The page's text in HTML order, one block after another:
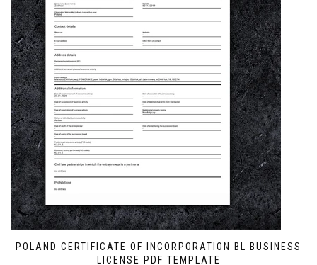
POLAND CERTIFICATE OF INCORPORATION BL BUSINESS
LICENSE PDF TEMPLATE